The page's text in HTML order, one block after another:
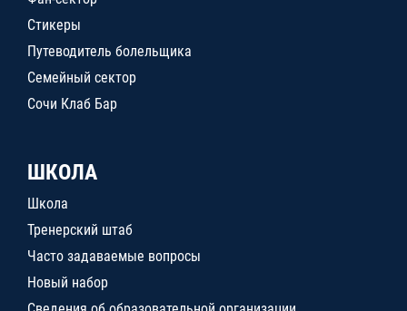
Стикеры
Путеводитель болельщика
Семейный сектор
Сочи Клаб Бар
ШКОЛА
Школа
Тренерский штаб
Часто задаваемые вопросы
Новый набор